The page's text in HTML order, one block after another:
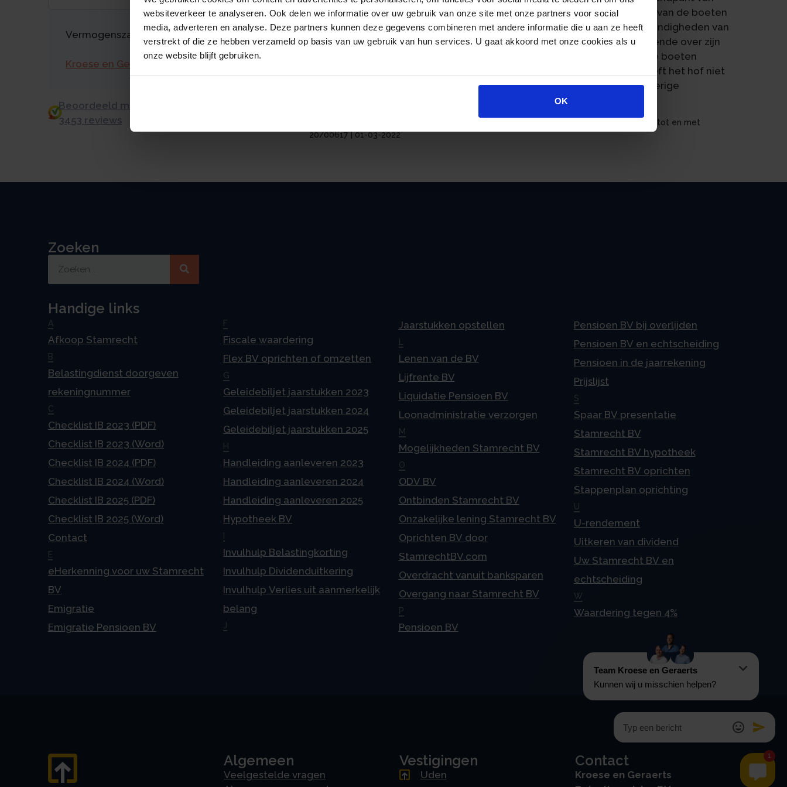
websiteverkeer te analyseren. Ook delen we informatie over uw gebruik van onze site met onze partners voor social
media, adverteren en analyse. Deze partners kunnen deze gegevens combineren met andere informatie die u aan ze heeft
verstrekt of die ze hebben verzameld op basis van uw gebruik van hun services. U gaat akkoord met onze cookies als u
onze website blijft gebruiken.
OK
Vermogenszaken goed regelen?
Kroese en Geraerts
Beoordeeld met een 9.0 uit 10 op basis van
3453 reviews
partijen, maar dat het hof zelfstandig dient te beoordelen of de hoogte van de boeten
passend en geboden is. Bij deze beoordeling spelen de financiële omstandigheden van
de belanghebbende een rol. Gelet op de verklaring van de belanghebbende over zijn
huidige (werk)situatie en zijn perspectieven, heeft het hof de opgelegde boeten
gematigd tot een totaalbedrag van € 500. Uit oogpunt van eenvoud heeft het hof niet
alle boeten verminderd, maar één boete verminderd tot € 500 en de overige
Bron: Gerechtshof ‘s-Hertogenbosch | jurisprudentie | ECLINLGHSHE2022754, 20/00611 tot en met
20/00617 | 01-03-2022
Zoeken
Handige links
A
Afkoop Stamrecht
B
Belastingdienst doorgeven
rekeningnummer
C
Checklist IB 2023 (PDF)
Checklist IB 2023 (Word)
Checklist IB 2024 (PDF)
Checklist IB 2024 (Word)
Checklist IB 2025 (PDF)
Checklist IB 2025 (Word)
Contact
E
eHerkenning voor uw Stamrecht
BV
Emigratie
Emigratie Pensioen BV
F
Fiscale waardering
Flex BV oprichten of omzetten
G
Geleidebiljet jaarstukken 2023
Geleidebiljet jaarstukken 2024
Geleidebiljet jaarstukken 2025
H
Handleiding aanleveren 2023
Handleiding aanleveren 2024
Handleiding aanleveren 2025
Hypotheek BV
Invulhulp Belastingkorting
Invulhulp Dividenduitkering
Invulhulp Verlies uit aanmerkelijk
belang
Jaarstukken opstellen
Lenen van de BV
Lijfrente BV
Liquidatie Pensioen BV
Loonadministratie verzorgen
M
Mogelijkheden Stamrecht BV
O
ODV BV
Ontbinden Stamrecht BV
Onzakelijke lening Stamrecht BV
Oprichten BV door
StamrechtBV.com
Overdracht vanuit banksparen
Overgang naar Stamrecht BV
P
Pensioen BV
Pensioen BV bij overlijden
Pensioen BV en echtscheiding
Pensioen in de jaarrekening
Prijslijst
S
Spaar BV presentatie
Stamrecht BV
Stamrecht BV hypotheek
Stamrecht BV oprichten
Stappenplan oprichting
U
U-rendement
Uitkeren van dividend
Uw Stamrecht BV en
echtscheiding
W
Waardering tegen 4%
Algemeen
Veelgestelde vragen
Vestigingen
Uden
Contact
Kroese en Geraerts